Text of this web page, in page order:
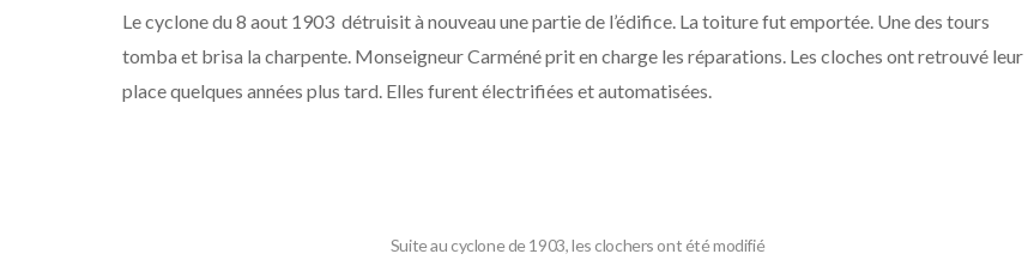
Le cyclone du 8 aout 1903 détruisit à nouveau une partie de l’édifice. La toiture fut emportée. Une des tours
tomba et brisa la charpente. Monseigneur Carméné prit en charge les réparations. Les cloches ont retrouvé leur
place quelques années plus tard. Elles furent électrifiées et automatisées.
Suite au cyclone de 1903, les clochers ont été modifié